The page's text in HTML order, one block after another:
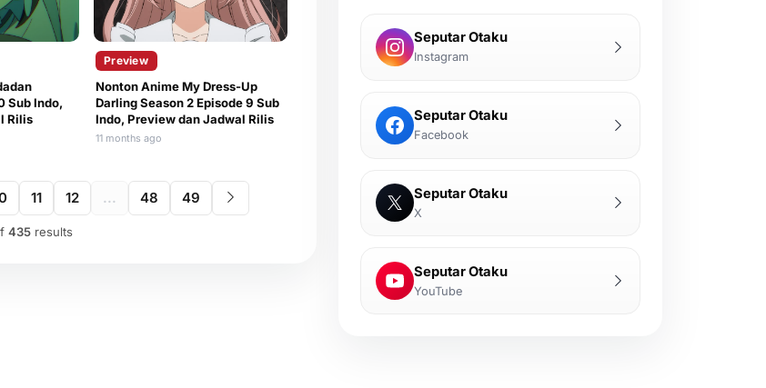
Sub Indo,
Rilis
Preview
Nonton Anime My Dress-Up
Darling Season 2 Episode 9 Sub
Indo, Preview dan Jadwal Rilis
11 months ago
11 12 ... 48 49
435 results
Seputar Otaku
Instagram
Seputar Otaku
Facebook
Seputar Otaku
X
Seputar Otaku
YouTube